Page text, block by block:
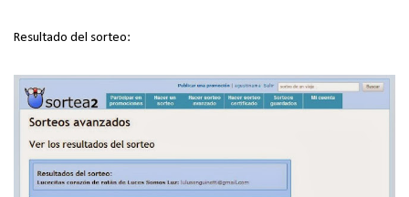
Resultado del sorteo: